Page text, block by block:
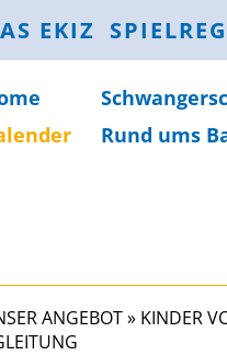
EKIZ
Rund ums
ANGEBOT» KINDER